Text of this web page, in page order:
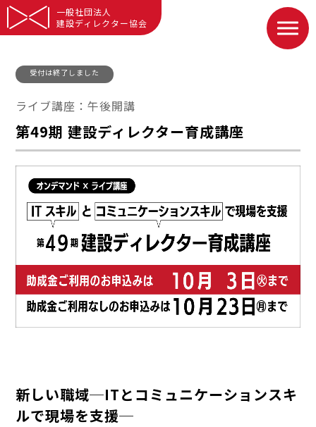
一般社団法人
建設ディレクター協会
受付は終了しました
ライブ講座：午後開講
第49期 建設ディレクター育成講座
新しい職域─ITとコミュニケーションスキ
ルで現場を支援─